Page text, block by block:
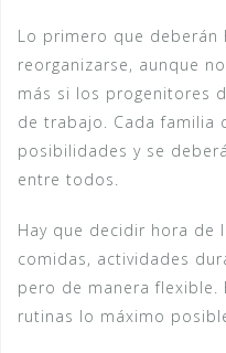
Lo primero que deberán
reorganizarse, aunque
más si los progenitores
de trabajo. Cada familia
posibilidades y se
entre todos.
Hay que decidir hora de
comidas, actividades
pero de manera flexible.
rutinas lo máximo